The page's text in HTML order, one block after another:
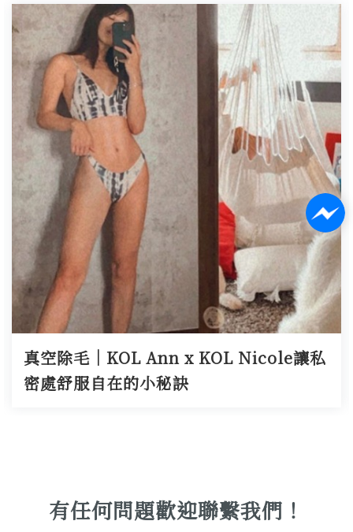
真空除毛｜KOL Ann x KOL Nicole讓私
密處舒服自在的小秘訣
有任何問題歡迎聯繫我們！